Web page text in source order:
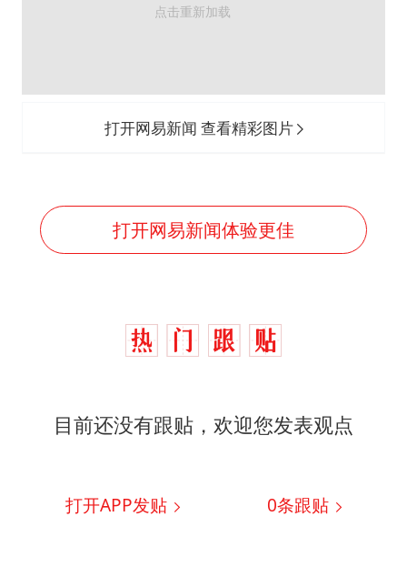
打开网易新闻 查看精彩图片
打开网易新闻体验更佳
目前还没有跟贴，欢迎您发表观点
打开APP发贴 0条跟贴